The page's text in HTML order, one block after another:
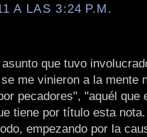
A LAS 3:24 P.M.
que tuvo
me vinieron a la mente
pecadores", "aquél que
tiene por título esta
empezando por la